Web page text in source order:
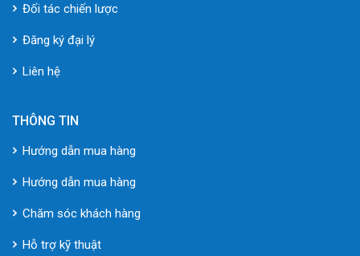
Đối tác chiến lược
Đăng ký đại lý
Liên hệ
THÔNG TIN
Hướng dẫn mua hàng
Hướng dẫn mua hàng
Chăm sóc khách hàng
Hỗ trợ kỹ thuật